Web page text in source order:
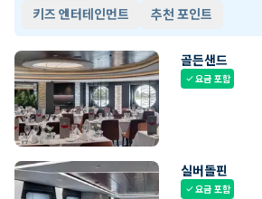
키즈 엔터테인먼트
추천 포인트
골든샌드
check요금 포함
실버돌핀
check요금 포함